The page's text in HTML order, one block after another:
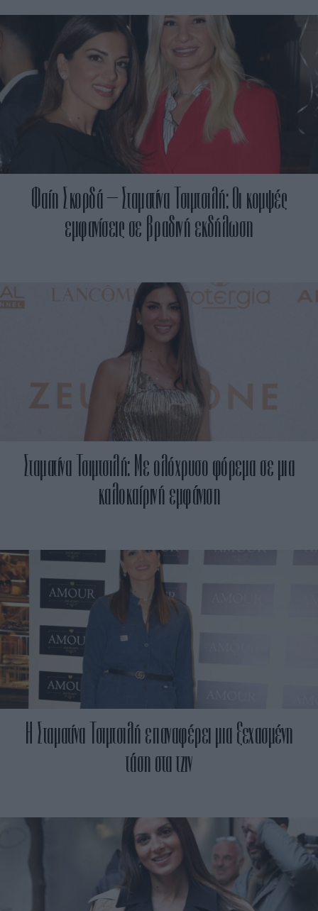
Φαίη Σκορδά – Σταματίνα Τσιμτσιλή: Οι κομψές
εμφανίσεις σε βραδινή εκδήλωση
Σταματίνα Τσιμτσιλή: Με ολόχρυσο φόρεμα σε μια
καλοκαίρινή εμφάνιση
Η Σταματίνα Τσιμτσιλή επαναφέρει μια ξεχασμένη
τάση στα τζιν